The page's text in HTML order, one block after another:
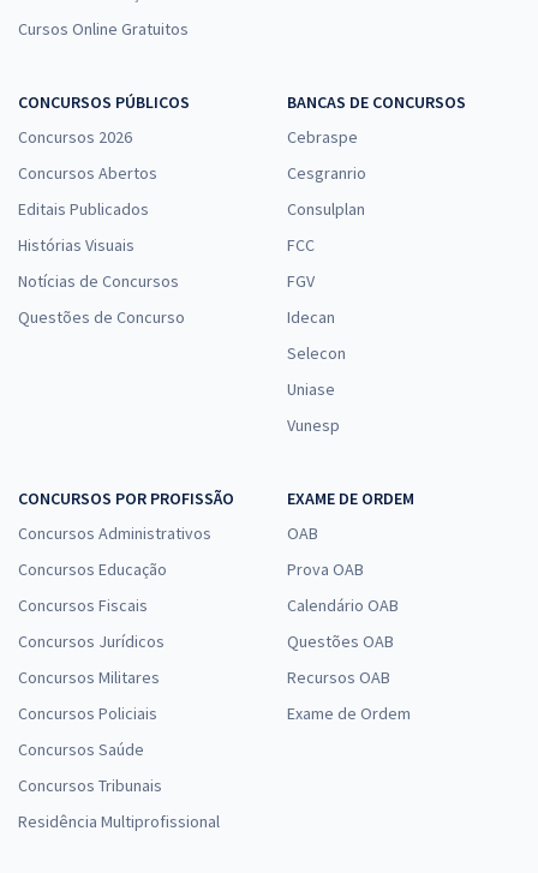
Cursos Online Gratuitos
CONCURSOS PÚBLICOS
Concursos 2026
Concursos Abertos
Editais Publicados
Histórias Visuais
Notícias de Concursos
Questões de Concurso
BANCAS DE CONCURSOS
Cebraspe
Cesgranrio
Consulplan
FCC
FGV
Idecan
Selecon
Uniase
Vunesp
CONCURSOS POR PROFISSÃO
Concursos Administrativos
Concursos Educação
Concursos Fiscais
Concursos Jurídicos
Concursos Militares
Concursos Policiais
Concursos Saúde
Concursos Tribunais
Residência Multiprofissional
EXAME DE ORDEM
OAB
Prova OAB
Calendário OAB
Questões OAB
Recursos OAB
Exame de Ordem